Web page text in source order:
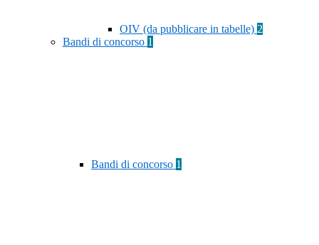
OIV (da pubblicare in tabelle) 2
Bandi di concorso 1
Bandi di concorso 1